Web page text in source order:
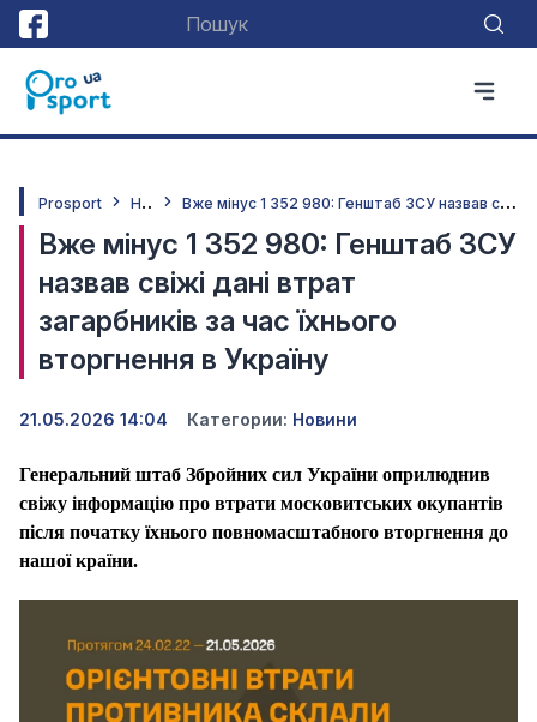
Prosport Н
овини В
же мінус 1 352 980: Генштаб ЗСУ назвав свіжі дані втрат загарбників за час їхнього вторгнення в Україну
Вже мінус 1 352 980: Генштаб ЗСУ
назвав свіжі дані втрат
загарбників за час їхнього
вторгнення в Україну
21.05.2026 14:04 Категории: Новини
Генеральний штаб Збройних сил України оприлюднив
свіжу інформацію про втрати московитських окупантів
після початку їхнього повномасштабного вторгнення до
нашої країни.